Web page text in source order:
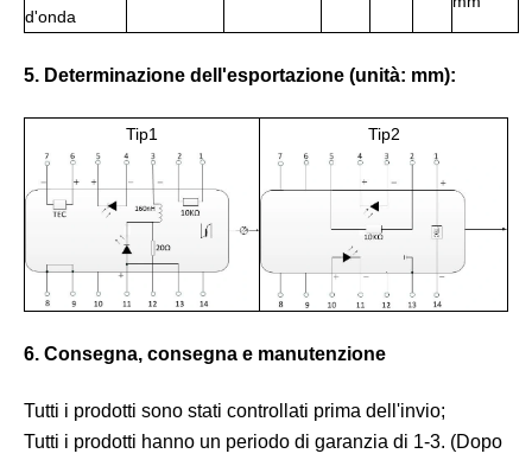
d'onda
5. Determinazione dell'esportazione (unità: mm):
Tip1 Tip2
6. Consegna, consegna e manutenzione
Tutti i prodotti sono stati controllati prima dell'invio;
Tutti i prodotti hanno un periodo di garanzia di 1-3. (Dopo